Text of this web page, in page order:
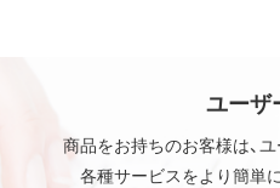
ユーザ
商品をお持ちのお客様は、
各種サービスをより簡単